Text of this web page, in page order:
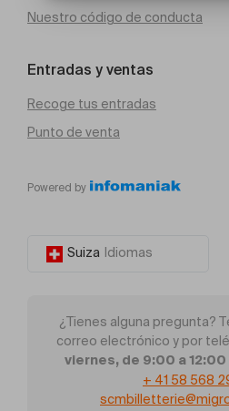
Nuestro código de conducta
Entradas y ventas
Recoge tus entradas
Punto de venta
Powered by
Suiza Idiomas
¿Tienes alguna pregunta?
correo electrónico y por
viernes, de 9:00 a 12:00
+ 41 58 568